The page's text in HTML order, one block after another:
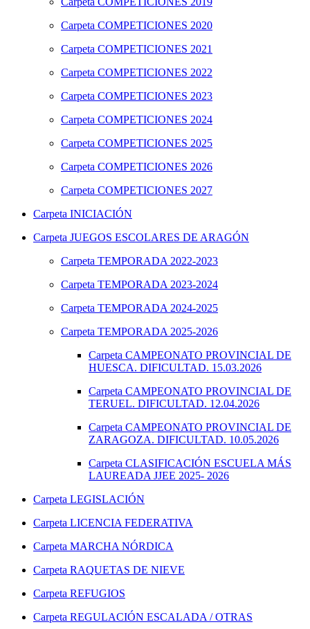
Carpeta COMPETICIONES 2020
Carpeta COMPETICIONES 2021
Carpeta COMPETICIONES 2022
Carpeta COMPETICIONES 2023
Carpeta COMPETICIONES 2024
Carpeta COMPETICIONES 2025
Carpeta COMPETICIONES 2026
Carpeta COMPETICIONES 2027
Carpeta INICIACIÓN
Carpeta JUEGOS ESCOLARES DE ARAGÓN
Carpeta TEMPORADA 2022-2023
Carpeta TEMPORADA 2023-2024
Carpeta TEMPORADA 2024-2025
Carpeta TEMPORADA 2025-2026
Carpeta CAMPEONATO PROVINCIAL DE
HUESCA. DIFICULTAD. 15.03.2026
Carpeta CAMPEONATO PROVINCIAL DE
TERUEL. DIFICULTAD. 12.04.2026
Carpeta CAMPEONATO PROVINCIAL DE
ZARAGOZA. DIFICULTAD. 10.05.2026
Carpeta CLASIFICACIÓN ESCUELA MÁS
LAUREADA JJEE 2025- 2026
Carpeta LEGISLACIÓN
Carpeta LICENCIA FEDERATIVA
Carpeta MARCHA NÓRDICA
Carpeta RAQUETAS DE NIEVE
Carpeta REFUGIOS
Carpeta REGULACIÓN ESCALADA / OTRAS